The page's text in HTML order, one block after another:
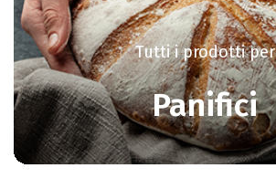
Tutti i prodotti per
Panifici